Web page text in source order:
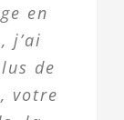
en
j’ai
de
votre